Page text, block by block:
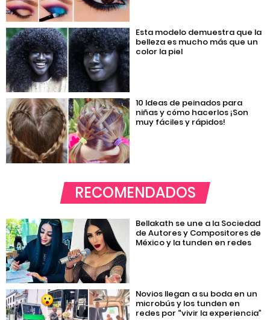
Esta modelo demuestra que la
belleza es mucho más que un
color la piel
10 Ideas de peinados para
niñas y cómo hacerlos ¡Son
muy fáciles y rápidos!
RECOMENDADOS
Bellakath se une a la Sociedad
de Autores y Compositores de
México y la tunden en redes
Novios llegan a su boda en un
microbús y los tunden en
redes por “vivir la experiencia”